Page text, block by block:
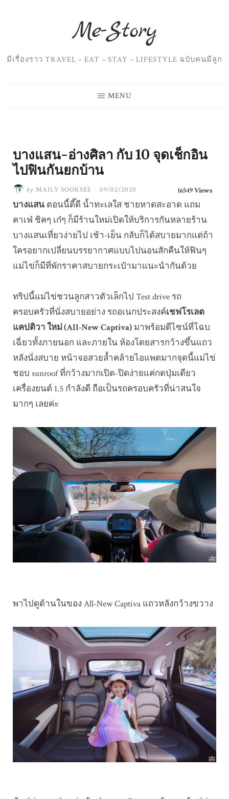
content
มีเรื่องราว TRAVEL – EAT – STAY – LIFESTYLE ฉบับคนมีลูก
MENU
บางแสน-อ่างศิลา กับ 10 จุดเช็กอิน
ไปฟินกันยกบ้าน
by MAILY SOOKSEE / 09/02/2020 16549 Views
บางแสน ตอนนี้ดี๊ดี น้ำทะเลใส ชายหาดสะอาด แถม
คาเฟ่ ชิคๆ เก๋ๆ ก็มีร้านใหม่เปิดให้บริการกันหลายร้าน
บางแสนเที่ยวง่ายไป เช้า-เย็น กลับก็ได้สบายมากแต่ถ้า
ใครอยากเปลี่ยนบรรยากาศแบบไปนอนสักคืนให้ฟินๆ
แม่ไข่ก็มีที่พักราคาสบายกระเป๋ามาแนะนำกันด้วย
ทริปนี้แม่ไข่ชวนลูกสาวตัวเล็กไป Test drive รถ
ครอบครัวที่นั่งสบายอย่าง รถอเนกประสงค์เชฟโรเลต
แคปติวา ใหม่ (All-New Captiva) มาพร้อมดีไซน์ที่โฉบ
เฉี่ยวทั้งภายนอก และภายใน ห้องโดยสารกว้างขึ้นแถว
หลังนั่งสบาย หน้าจอสวยล้ำคล้ายไอแพดมากจุดนี้แม่ไข่
ชอบ sunroof ที่กว้างมากเปิด-ปิดง่ายแค่กดปุ่มเดียว
เครื่องยนต์ 1.5 กำลังดี ถือเป็นรถครอบครัวที่น่าสนใจ
มากๆ เลยค่ะ
พาไปดูด้านในของ All-New Captiva แถวหลังกว้างขวาง